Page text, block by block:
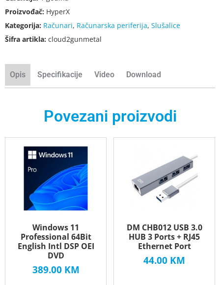
Proizvođač: HyperX
Kategorija: Računari, Računarska periferija, Slušalice
Šifra artikla: cloud2gunmetal
Opis Specifikacije Video Download
Povezani proizvodi
Windows 11
Professional 64Bit
English Intl DSP OEI
DVD
389.00 KM
DM CHB012 USB 3.0
HUB 3 Ports + RJ45
Ethernet Port
44.00 KM